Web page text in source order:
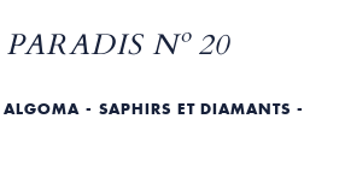
Nº 20
ALGOMA - SAPHIRS ET DIAMANTS -